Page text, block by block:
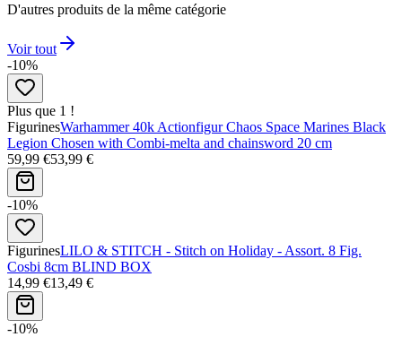
D'autres produits de la même catégorie
Voir tout
-10%
Plus que 1 !
FigurinesWarhammer 40k Actionfigur Chaos Space Marines Black
Legion Chosen with Combi-melta and chainsword 20 cm
59,99 €53,99 €
-10%
FigurinesLILO & STITCH - Stitch on Holiday - Assort. 8 Fig.
Cosbi 8cm BLIND BOX
14,99 €13,49 €
-10%